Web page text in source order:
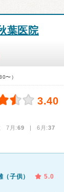
葉医院
〜）
3.40
7月:69 | 6月:37
子供）
5.0